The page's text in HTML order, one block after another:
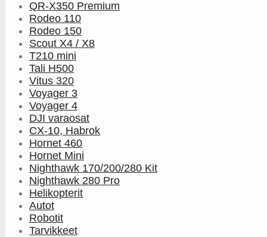
QR-X350 Premium
Rodeo 110
Rodeo 150
Scout X4 / X8
T210 mini
Tali H500
Vitus 320
Voyager 3
Voyager 4
DJI varaosat
CX-10, Habrok
Hornet 460
Hornet Mini
Nighthawk 170/200/280 Kit
Nighthawk 280 Pro
Helikopterit
Autot
Robotit
Tarvikkeet